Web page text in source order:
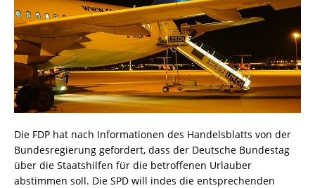
Die FDP hat nach Informationen des Handelsblatts von der
Bundesregierung gefordert, dass der Deutsche Bundestag
über die Staatshilfen für die betroffenen Urlauber
abstimmen soll. Die SPD will indes die entsprechenden